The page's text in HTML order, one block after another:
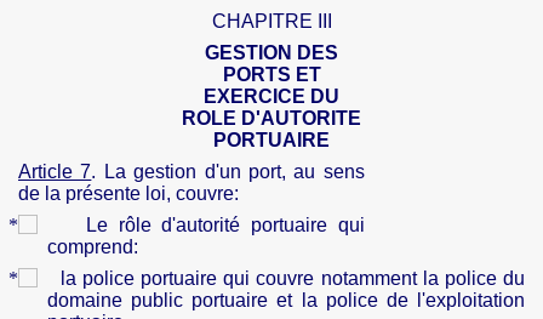
CHAPITRE III
GESTION DES
PORTS ET
EXERCICE DU
ROLE D'AUTORITE
PORTUAIRE
Article 7. La gestion d'un port, au sens
de la présente loi, couvre:
Le rôle d'autorité portuaire qui
comprend:
la police portuaire qui couvre notamment la police du
domaine public portuaire et la police de l'exploitation